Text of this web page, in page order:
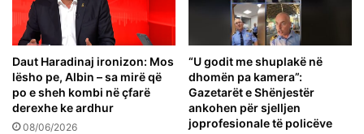
Daut Haradinaj ironizon: Mos
lësho pe, Albin – sa mirë që
po e sheh kombi në çfarë
derexhe ke ardhur
08/06/2026
“U godit me shuplakë në
dhomën pa kamera”:
Gazetarët e Shënjestër
ankohen për sjelljen
joprofesionale të policëve